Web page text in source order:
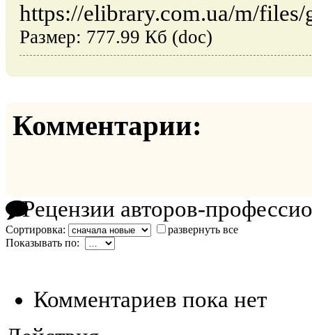
https://elibrary.com.ua/m/
Размер: 777.99 Кб (doc)
Комментарии:
Рецензии авторов-
Сортировка:
развернуть все
Показывать по:
Комментариев пока нет